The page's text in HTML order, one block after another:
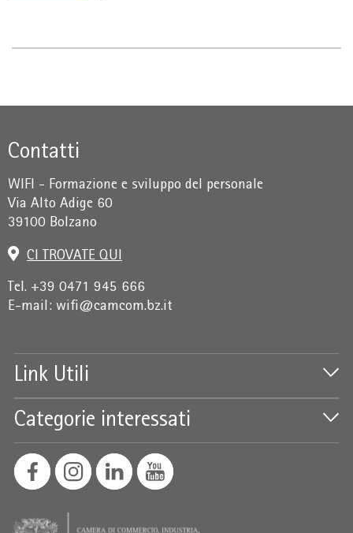
Contatti
WIFI - Formazione e sviluppo del personale
Via Alto Adige 60
39100 Bolzano
CI TROVATE QUI
Tel. +39 0471 945 666
E-mail: wifi@camcom.bz.it
Link Utili
Categorie interessati